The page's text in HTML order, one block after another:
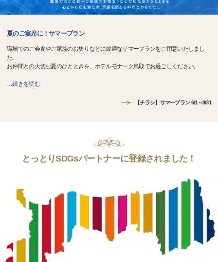
夏のご宴席に！サマープラン
職場でのご会食やご家族のお集りなどに最適なサマープランをご用意いたしまし
た。
お仲間との大切な夏のひとときを、ホテルモナーク鳥取でお過ごしください。
…続きを読む
【チラシ】サマープラン 6/1～8/31
とっとりSDGsパートナーに登録されました！